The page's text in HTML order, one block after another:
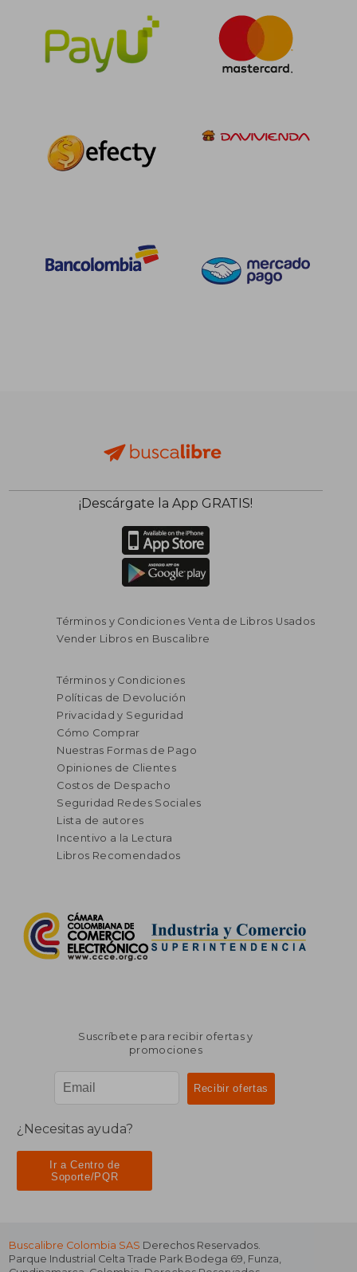
¡Descárgate la App GRATIS!
Términos y Condiciones Venta de Libros Usados
Vender Libros en Buscalibre
Términos y Condiciones
Políticas de Devolución
Privacidad y Seguridad
Cómo Comprar
Nuestras Formas de Pago
Opiniones de Clientes
Costos de Despacho
Seguridad Redes Sociales
Lista de autores
Incentivo a la Lectura
Libros Recomendados
Suscríbete para recibir ofertas y
promociones
¿Necesitas ayuda?
Ir a Centro de
Soporte/PQR
Buscalibre Colombia SAS Derechos Reservados.
Parque Industrial Celta Trade Park Bodega 69, Funza,